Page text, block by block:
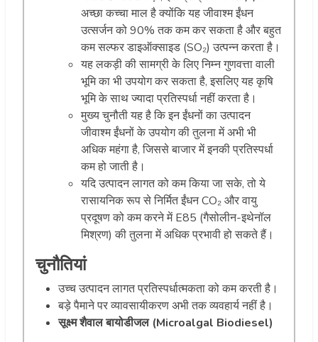
अच्छा कच्चा माल है क्योंकि यह जीवाश्म ईंधन
उत्सर्जन को 90% तक कम कर सकता है और बहुत
कम सल्फर डाइऑक्साइड (SO₂) उत्पन्न करता है।
यह लकड़ी की सामग्री के लिए निम्न गुणवत्ता वाली
भूमि का भी उपयोग कर सकता है, इसलिए यह कृषि
भूमि के साथ ज्यादा प्रतिस्पर्धा नहीं करता है।
मुख्य चुनौती यह है कि इन ईंधनों का उत्पादन
जीवाश्म ईंधनों के उपयोग की तुलना में अभी भी
अधिक महंगा है, जिससे बाजार में इनकी प्रतिस्पर्धा
कम हो जाती है।
यदि उत्पादन लागत को कम किया जा सके, तो ये
रासायनिक रूप से निर्मित ईंधन CO₂और वायु
प्रदूषण को कम करने में E85 (गैसोलीन-इथेनॉल
मिश्रण) की तुलना में अधिक प्रभावी हो सकते हैं।
चुनौतियां
उच्च उत्पादन लागत प्रतिस्पर्धात्मकता को कम करती है।
बड़े पैमाने पर व्यावसायीकरण अभी तक व्यवहार्य नहीं है।
सूक्ष्म शैवाल बायोडीजल (Microalgal Biodiesel)